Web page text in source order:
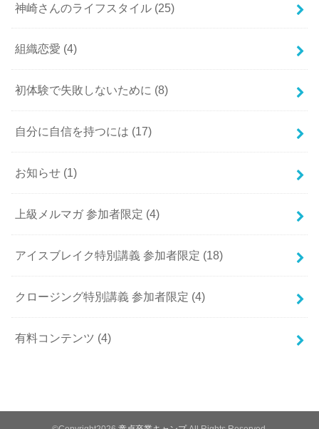
神崎さんのライフスタイル (25)
組織恋愛 (4)
初体験で失敗しないために (8)
自分に自信を持つには (17)
お知らせ (1)
上級メルマガ 参加者限定 (4)
アイスブレイク特別講義 参加者限定 (18)
クロージング特別講義 参加者限定 (4)
有料コンテンツ (4)